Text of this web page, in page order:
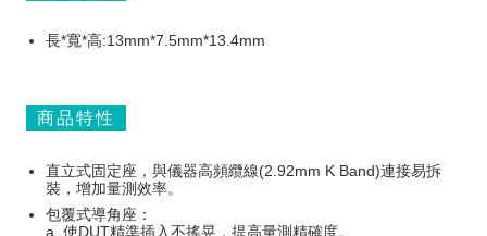
長*寬*高:13mm*7.5mm*13.4mm
商品特性
直立式固定座，與儀器高頻纜線(2.92mm K Band)連接易拆
裝，增加量測效率。
包覆式導角座：
a. 使DUT精準插入不搖晃，提高量測精確度。